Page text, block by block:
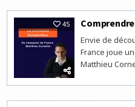
45
Envie de
France joue
Matthieu